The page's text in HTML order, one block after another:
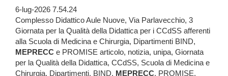
6-lug-2026 7.54.24
Complesso Didattico Aule Nuove, Via Parlavecchio, 3
Giornata per la Qualità della Didattica per i CCdSS afferenti
alla Scuola di Medicina e Chirurgia, Dipartimenti BIND,
MEPRECC e PROMISE articolo, notizia, unipa, Giornata
per la Qualità della Didattica, CCdSS, Scuola di Medicina e
Chirurgia, Dipartimenti, BIND, MEPRECC, PROMISE,